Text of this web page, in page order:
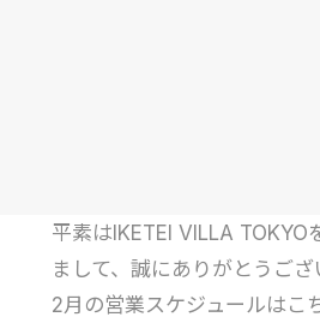
平素はIKETEI VILLA TOKYO
まして、誠にありがとうござ
2月の営業スケジュールはこ